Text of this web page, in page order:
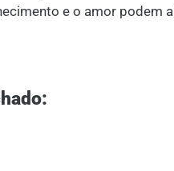
e o amor podem